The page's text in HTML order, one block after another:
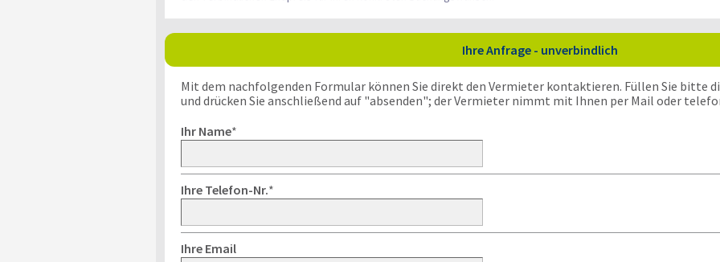
Ihre Anfrage - unverbindlich
Mit dem nachfolgenden Formular können Sie direkt den Vermieter kontaktieren. Füllen Sie bitte
und drücken Sie anschließend auf "absenden"; der Vermieter nimmt mit Ihnen per Mail oder
Ihr Name*
Ihre Telefon-Nr.*
Ihre Email